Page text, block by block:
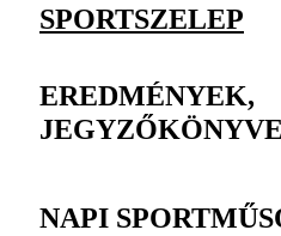
SPORTSZELEP
EREDMÉNYEK,
NAPI